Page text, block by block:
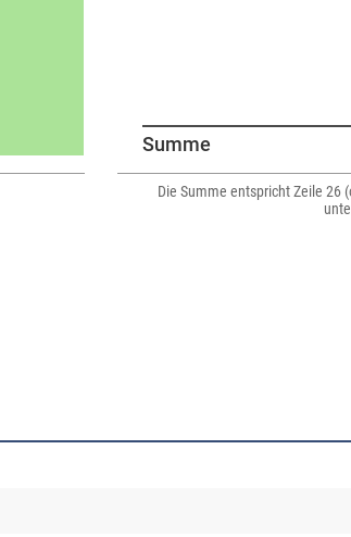
Summe
Die Summe entspricht Zeile 26